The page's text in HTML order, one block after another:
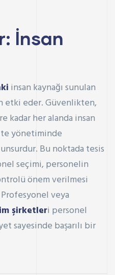
İnsan
insan kaynağı sunulan
etki eder. Güvenlikten,
her alanda insan
yönetiminde
Bu noktada tesis
seçimi, personelin
önem verilmesi
veya
şirketleri personel
sayesinde başarılı bir